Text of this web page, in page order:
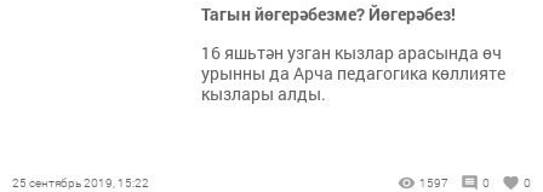
Тагын йөгерәбезме? Йөгерәбез!
16 яшьтән узган кызлар арасында өч
урынны да Арча педагогика көллияте
кызлары алды.
25 сентябрь 2019, 15:22 1597 0 0